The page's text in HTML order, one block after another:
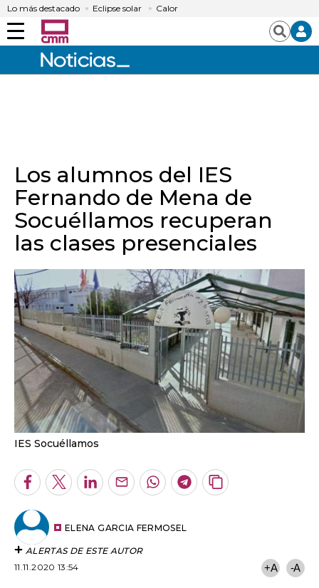
Lo más destacado Eclipse solar Calor
Menú Buscar
Los alumnos del IES
Fernando de Mena de
Socuéllamos recuperan
las clases presenciales
IES Socuéllamos
Facebook
TwitterLinkedInEnviarWhatsapp
Telegram
Copiar
ELENA GARCIA FERMOSEL
ALERTAS DE ESTE AUTOR
11.11.2020 13:54
+A -A